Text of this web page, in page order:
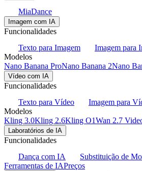
MiaDance
Imagem com IA
Funcionalidades
Texto para Imagem
Imagem para
Modelos
Nano Banana ProNano Banana 2Nano
Vídeo com IA
Funcionalidades
Texto para Vídeo
Imagem para
Modelos
Kling 3.0Kling 2.6Kling O1Wan 2.7
Laboratórios de IA
Funcionalidades
Dança com IA
Substituição de
Ferramentas de IAPreços